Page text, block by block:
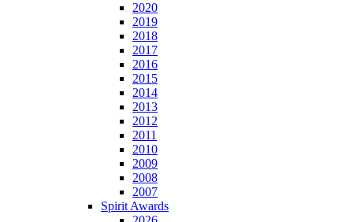
2020
2019
2018
2017
2016
2015
2014
2013
2012
2011
2010
2009
2008
2007
Spirit Awards